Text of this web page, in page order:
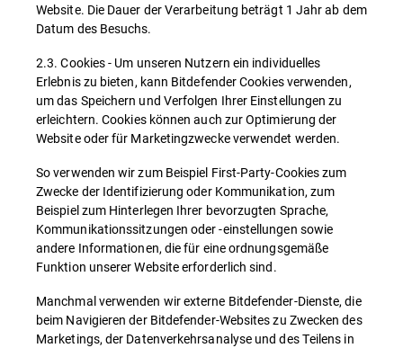
Website. Die Dauer der Verarbeitung beträgt 1 Jahr ab dem
Datum des Besuchs.
2.3. Cookies - Um unseren Nutzern ein individuelles
Erlebnis zu bieten, kann Bitdefender Cookies verwenden,
um das Speichern und Verfolgen Ihrer Einstellungen zu
erleichtern. Cookies können auch zur Optimierung der
Website oder für Marketingzwecke verwendet werden.
So verwenden wir zum Beispiel First-Party-Cookies zum
Zwecke der Identifizierung oder Kommunikation, zum
Beispiel zum Hinterlegen Ihrer bevorzugten Sprache,
Kommunikationssitzungen oder -einstellungen sowie
andere Informationen, die für eine ordnungsgemäße
Funktion unserer Website erforderlich sind.
Manchmal verwenden wir externe Bitdefender-Dienste, die
beim Navigieren der Bitdefender-Websites zu Zwecken des
Marketings, der Datenverkehrsanalyse und des Teilens in